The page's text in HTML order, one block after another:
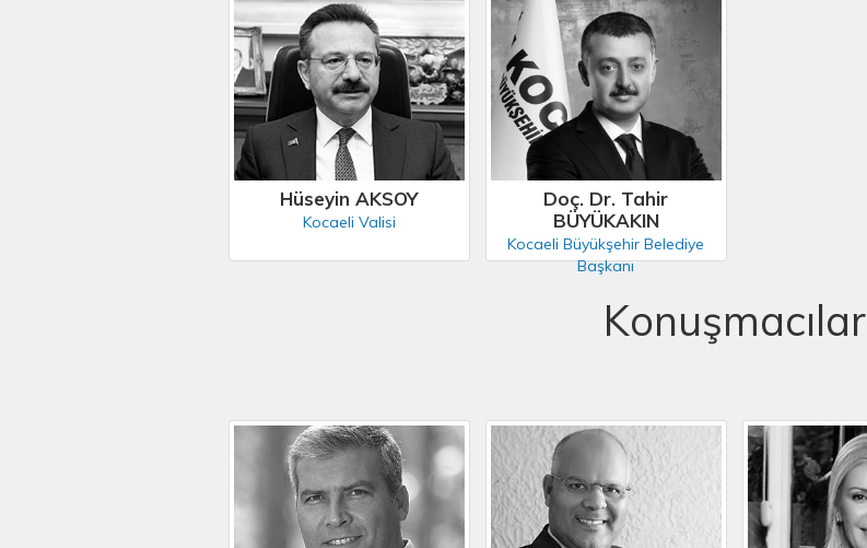
Hüseyin AKSOY
Kocaeli Valisi
Doç. Dr. Tahir
BÜYÜKAKIN
Kocaeli Büyükşehir Belediye
Başkanı
Konuşmacılar